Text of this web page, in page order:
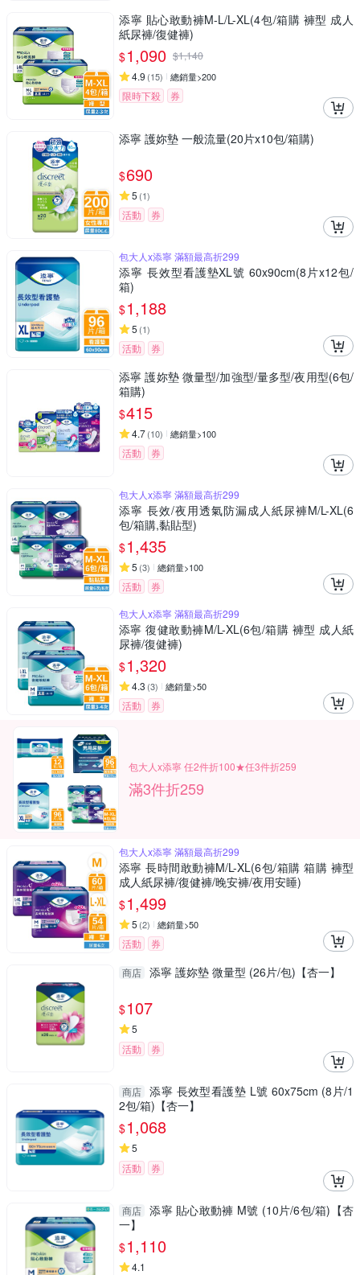
添寧 貼心敢動褲M-L/L-XL(4包/箱購 褲型 成人
紙尿褲/復健褲)
$1,090 $1,140
4.9 (15) 總銷量>200
限時下殺 券
添寧 護妳墊 一般流量(20片x10包/箱購)
$690
5 (1)
活動 券
包大人x添寧 滿額最高折299
添寧 長效型看護墊XL號 60x90cm(8片x12包/
箱)
$1,188
5 (1)
活動 券
添寧 護妳墊 微量型/加強型/量多型/夜用型(6包/
箱購)
$415
4.7(10) 總銷量>100
活動 券
包大人x添寧 滿額最高折299
添寧 長效/夜用透氣防漏成人紙尿褲M/L-XL(6
包/箱購,黏貼型)
$1,435
5 (3) 總銷量>100
活動
券
包大人x添寧 滿額最高折299
添寧 復健敢動褲M/L-XL(6包/箱購 褲型 成人紙
尿褲/復健褲)
$1,320
4.3 (3) 總銷量>50
活動 券
包大人x添寧 任2件折100★任3件折259
滿3件折259
包大人x添寧 滿額最高折299
添寧 長時間敢動褲M/L-XL(6包/箱購 箱購 褲型
成人紙尿褲/復健褲/晚安褲/夜用安睡)
$1,499
5 (2) 總銷量>50
活動 券
商店 添寧 護妳墊 微量型 (26片/包)【杏一】
$107
5
活動
券
商店 添寧 長效型看護墊 L號 60x75cm (8片/1
2包/箱)【杏一】
$1,068
5
活動
券
商店 添寧 貼心敢動褲 M號 (10片/6包/箱)【杏
一】
$1,110
4.1